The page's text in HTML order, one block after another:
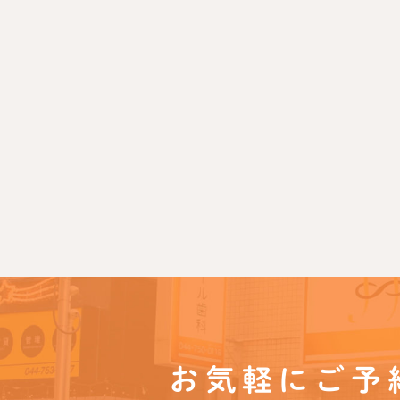
お気軽にご予